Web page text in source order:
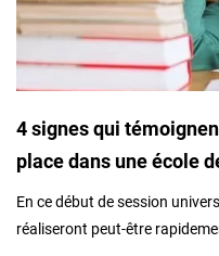
4 signes qui
place dans une école
En ce début de session
réaliseront peut-être